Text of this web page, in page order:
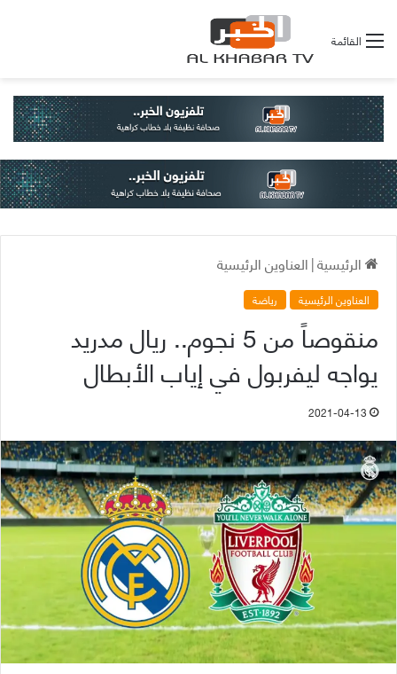
القائمة
الرئيسية|العناوين الرئيسية
العناوين الرئيسية رياضة
منقوصاً من 5 نجوم.. ريال مدريد
يواجه ليفربول في إياب الأبطال
2021-04-13